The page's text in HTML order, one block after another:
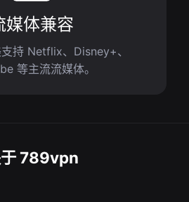
媒体兼容
持 Netflix、Disney+、
等主流流媒体。
789vpn